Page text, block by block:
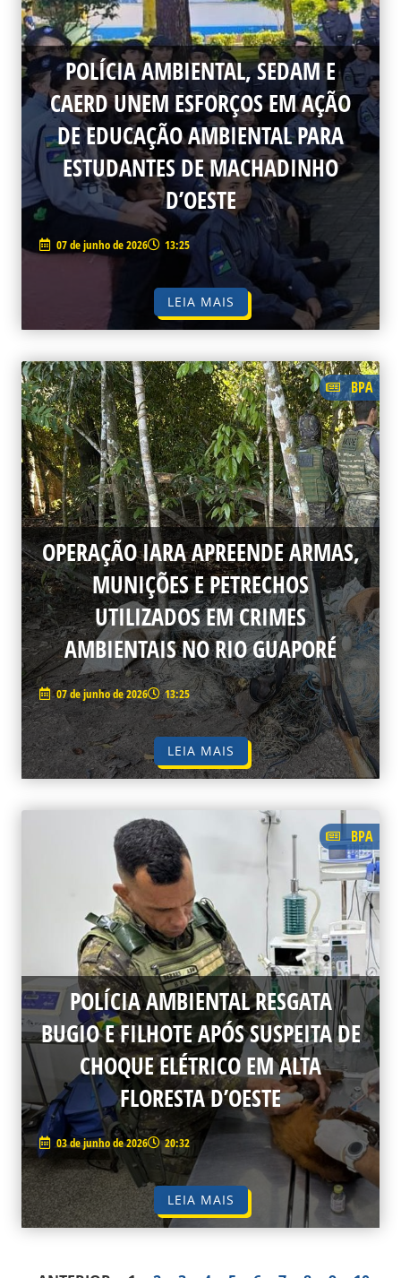
POLÍCIA AMBIENTAL, SEDAM E
CAERD UNEM ESFORÇOS EM AÇÃO
DE EDUCAÇÃO AMBIENTAL PARA
ESTUDANTES DE MACHADINHO
D’OESTE
07 de junho de 2026 13:25
LEIA MAIS
BPA
OPERAÇÃO IARA APREENDE ARMAS,
MUNIÇÕES E PETRECHOS
UTILIZADOS EM CRIMES
AMBIENTAIS NO RIO GUAPORÉ
07 de junho de 2026 13:25
LEIA MAIS
BPA
POLÍCIA AMBIENTAL RESGATA
BUGIO E FILHOTE APÓS SUSPEITA DE
CHOQUE ELÉTRICO EM ALTA
FLORESTA D’OESTE
03 de junho de 2026 20:32
LEIA MAIS